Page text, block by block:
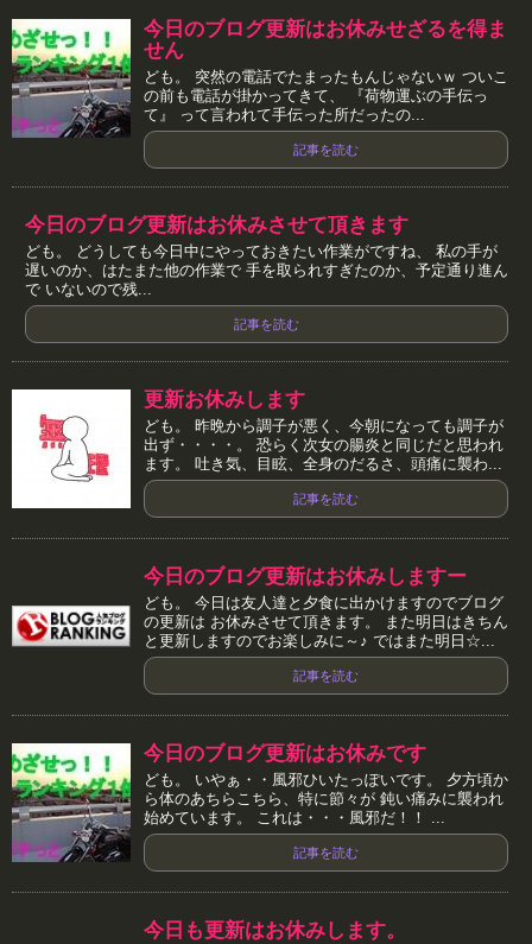
今日のブログ更新はお休みせざるを得ま
せん
ども。 突然の電話でたまったもんじゃないｗ ついこ
の前も電話が掛かってきて、 『荷物運ぶの手伝っ
て』 って言われて手伝った所だったの...
記事を読む
今日のブログ更新はお休みさせて頂きます
ども。 どうしても今日中にやっておきたい作業がですね、 私の手が
遅いのか、はたまた他の作業で 手を取られすぎたのか、予定通り進ん
で いないので残...
記事を読む
更新お休みします
ども。 昨晩から調子が悪く、今朝になっても調子が
出ず・・・・。 恐らく次女の腸炎と同じだと思われ
ます。 吐き気、目眩、全身のだるさ、頭痛に襲わ...
記事を読む
今日のブログ更新はお休みしますー
ども。 今日は友人達と夕食に出かけますのでブログ
の更新は お休みさせて頂きます。 また明日はきちん
と更新しますのでお楽しみに～♪ ではまた明日☆...
記事を読む
今日のブログ更新はお休みです
ども。 いやぁ・・風邪ひいたっぽいです。 夕方頃か
ら体のあちらこちら、特に節々が 鈍い痛みに襲われ
始めています。 これは・・・風邪だ！！ ...
記事を読む
今日も更新はお休みします。